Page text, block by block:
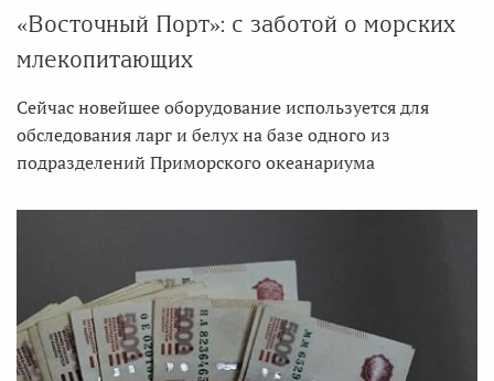
«Восточный Порт»: с заботой о морских
млекопитающих
Сейчас новейшее оборудование используется для
обследования ларг и белух на базе одного из
подразделений Приморского океанариума